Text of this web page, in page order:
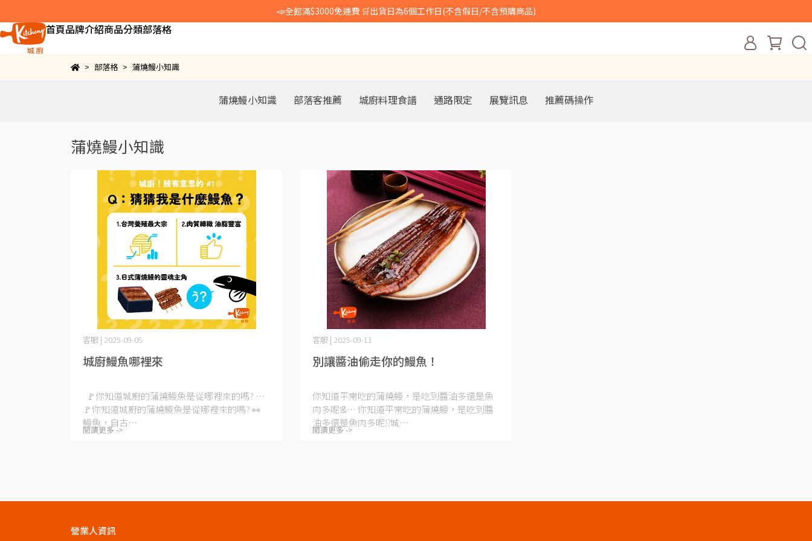
📣全館滿$3000免運費 🛒出貨日為6個工作日(不含假日/不含預購商品)
首頁品牌介紹商品分類部落格
部落格 蒲燒鰻小知識
蒲燒鰻小知識 部落客推薦 城廚料理食譜 通路限定 展覽訊息 推薦碼操作
蒲燒鰻小知識
城廚鰻魚哪裡來
客服 | 2025-09-05
🚩你知道城廚的蒲燒鰻魚是從哪裡來的嗎? ⋯
🚩你知道城廚的蒲燒鰻魚是從哪裡來的嗎? 👀
鰻魚，自古⋯
閱讀更多 ->
別讓醬油偷走你的鰻魚！
客服 | 2025-09-11
你知道平常吃的蒲燒鰻，是吃到醬油多還是魚
肉多呢⁉️ &⋯你知道平常吃的蒲燒鰻，是吃到醬
油多還是魚肉多呢⁉️ 城⋯
閱讀更多 ->
營業人資訊